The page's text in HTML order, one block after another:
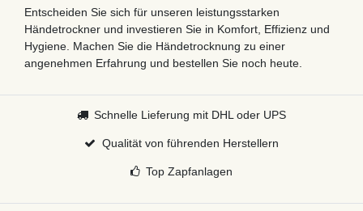
Entscheiden Sie sich für unseren leistungsstarken
Händetrockner und investieren Sie in Komfort, Effizienz und
Hygiene. Machen Sie die Händetrocknung zu einer
angenehmen Erfahrung und bestellen Sie noch heute.
Schnelle Lieferung mit DHL oder UPS
Qualität von führenden Herstellern
Top Zapfanlagen